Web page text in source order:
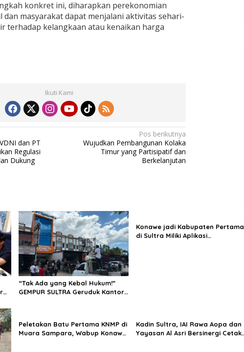
konkret ini, diharapkan perekonomian
dan masyarakat dapat menjalani aktivitas sehari-
terhadap kelangkaan atau kenaikan harga
Ikuti Kami
dan PT
Regulasi
Dukung
Pos berikutnya
Wujudkan Pembangunan Kolaka
Timur yang Partisipatif dan
Berkelanjutan
“Tak Ada yang Kebal Hukum!”
GEMPUR SULTRA Geruduk Kantor
Konawe jadi Kabupaten Pertama
di Sultra Miliki Aplikasi
Peletakan Batu Pertama KNMP di
Muara Sampara, Wabup Konawe
Kadin Sultra, IAI Rawa Aopa dan
Yayasan Al Asri Bersinergi Cetak